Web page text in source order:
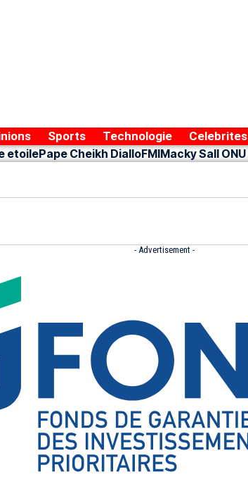
Sports Technologie Celebrites
etoilePape Cheikh DialloFMIMacky Sall ONU
- Advertisement -